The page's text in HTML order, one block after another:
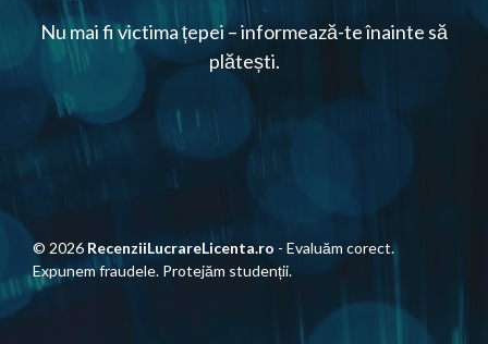
Nu mai fi victima țepei – informează-te înainte să
plătești.
© 2026 RecenziiLucrareLicenta.ro - Evaluăm corect.
Expunem fraudele. Protejăm studenții.